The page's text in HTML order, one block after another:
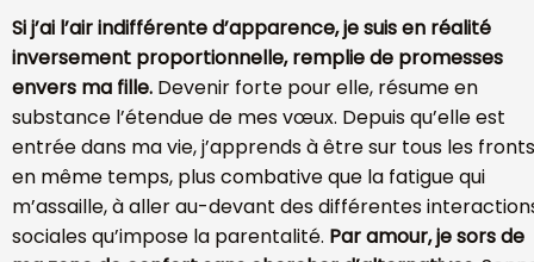
Si j’ai l’air indifférente d’apparence, je suis en réalité
inversement proportionnelle, remplie de promesses
envers ma fille. Devenir forte pour elle, résume en
substance l’étendue de mes vœux. Depuis qu’elle est
entrée dans ma vie, j’apprends à être sur tous les fronts
en même temps, plus combative que la fatigue qui
m’assaille, à aller au-devant des différentes
sociales qu’impose la parentalité. Par amour, je sors de